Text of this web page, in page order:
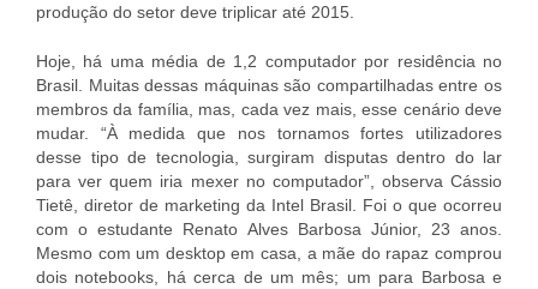
produção do setor deve triplicar até 2015.
Hoje, há uma média de 1,2 computador por residência no
Brasil. Muitas dessas máquinas são compartilhadas entre os
membros da família, mas, cada vez mais, esse cenário deve
mudar. “À medida que nos tornamos fortes utilizadores
desse tipo de tecnologia, surgiram disputas dentro do lar
para ver quem iria mexer no computador”, observa Cássio
Tietê, diretor de marketing da Intel Brasil. Foi o que ocorreu
com o estudante Renato Alves Barbosa Júnior, 23 anos.
Mesmo com um desktop em casa, a mãe do rapaz comprou
dois notebooks, há cerca de um mês; um para Barbosa e